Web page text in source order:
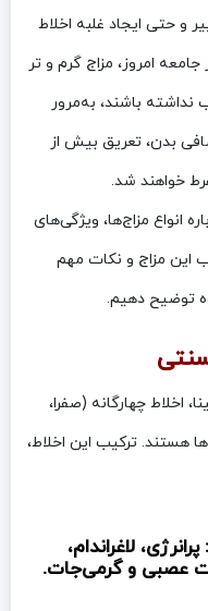
و حتی ایجاد غلبه اخلاط
امروز، مزاج گرم و تر
نداشته باشند، به‌مرور
بدن، تعریق بیش از
خواهند شد.
انواع مزاج‌ها، ویژگی‌های
این مزاج و نکات مهم
توضیح دهیم.
اخلاط چهارگانه (صفرا،
هستند. ترکیب این اخلاط،
: پرانرژی، لاغراندام،
عصبی و گرمی‌جات.